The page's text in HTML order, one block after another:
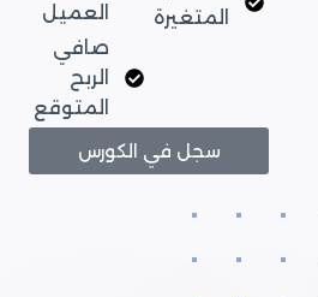
المتغيرة
العميل
صافي
الربح
المتوقع
سجل في الكورس